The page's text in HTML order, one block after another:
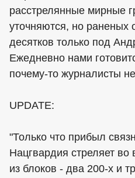
расстрелянные мирные
уточняются, но раненых
десятков только под
Ежедневно нами
почему-то журналисты
UPDATE:
"Только что прибыл
Нацгвардия стреляет
из блоков - два 200-х и